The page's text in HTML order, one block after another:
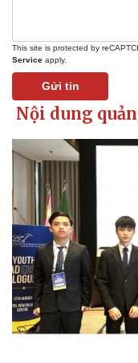
Pháp luật
Vụ án
Tin nóng
Tư vấn luật
This site is protected by
Service apply.
Gửi tin